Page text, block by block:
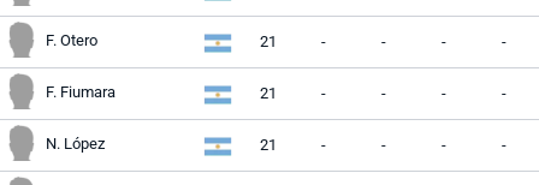
F. Otero 21 - - - -
F. Fiumara 21 - - - -
N. López 21 - - - -